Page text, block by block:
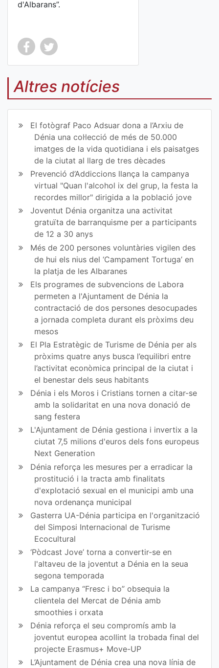
d'Albarans”.
Co
mp
art
ir
en
Fa
ce
bo
ok
Co
mp
art
ir
en
Tw
itt
er
Altres notícies
El fotògraf Paco Adsuar dona a l’Arxiu de
Dénia una col·lecció de més de 50.000
imatges de la vida quotidiana i els paisatges
de la ciutat al llarg de tres dècades
Prevenció d’Addiccions llança la campanya
virtual "Quan l'alcohol ix del grup, la festa la
recordes millor" dirigida a la població jove
Joventut Dénia organitza una activitat
gratuïta de barranquisme per a participants
de 12 a 30 anys
Més de 200 persones voluntàries vigilen des
de hui els nius del ‘Campament Tortuga’ en
la platja de les Albaranes
Els programes de subvencions de Labora
permeten a l'Ajuntament de Dénia la
contractació de dos persones desocupades
a jornada completa durant els pròxims deu
mesos
El Pla Estratègic de Turisme de Dénia per als
pròxims quatre anys busca l’equilibri entre
l’activitat econòmica principal de la ciutat i
el benestar dels seus habitants
Dénia i els Moros i Cristians tornen a citar-se
amb la solidaritat en una nova donació de
sang festera
L'Ajuntament de Dénia gestiona i invertix a la
ciutat 7,5 milions d'euros dels fons europeus
Next Generation
Dénia reforça les mesures per a erradicar la
prostitució i la tracta amb finalitats
d'explotació sexual en el municipi amb una
nova ordenança municipal
Gasterra UA-Dénia participa en l'organització
del Simposi Internacional de Turisme
Ecocultural
‘Pòdcast Jove’ torna a convertir-se en
l'altaveu de la joventut a Dénia en la seua
segona temporada
La campanya “Fresc i bo” obsequia la
clientela del Mercat de Dénia amb
smoothies i orxata
Dénia reforça el seu compromís amb la
joventut europea acollint la trobada final del
projecte Erasmus+ Move-UP
L’Ajuntament de Dénia crea una nova línia de